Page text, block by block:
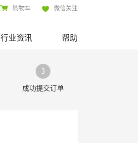
购物车 微信关注
行业资讯 帮助
成功提交订单